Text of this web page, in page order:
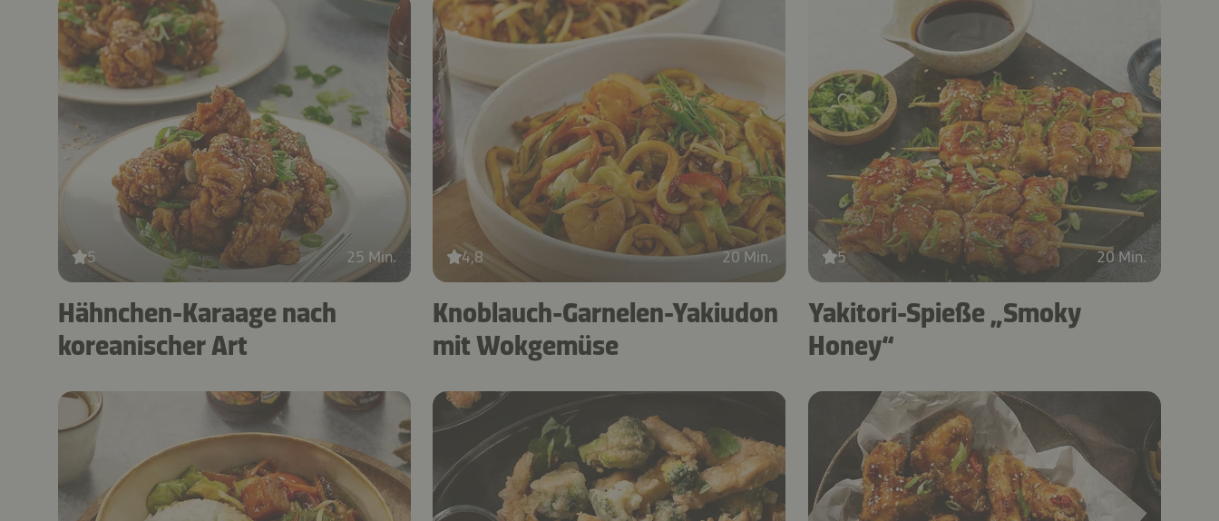
5 25 Min.
Hähnchen-Karaage nach
koreanischer Art
4,8 20 Min.
Knoblauch-Garnelen-Yakiudon
mit Wokgemüse
5 20 Min.
Yakitori-Spieße „Smoky
Honey“